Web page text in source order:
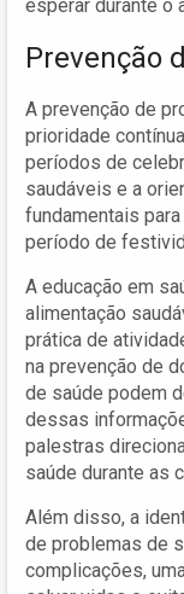
esperar durante o
Prevenção
A prevenção de
prioridade
períodos de
saudáveis e a
fundamentais
período de
A educação em
alimentação
prática de
na prevenção de
de saúde podem
dessas
palestras
saúde durante as
Além disso, a
de problemas de
complicações,